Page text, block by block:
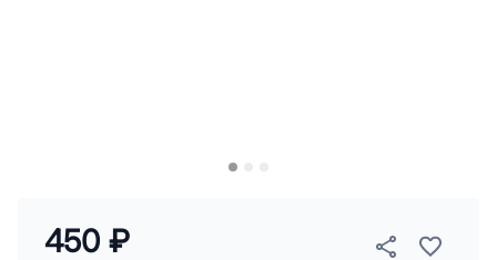
450 ₽